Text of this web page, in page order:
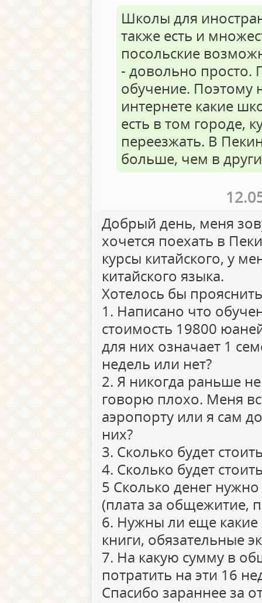
Школы для
также есть и
посольские
- довольно просто.
обучение. Поэтому
интернете какие
есть в том городе,
переезжать. В
больше, чем в
Добрый день, меня
хочется поехать в
курсы китайского, у
китайского языка.
Хотелось бы
1. Написано что
стоимость 19800
для них означает 1
недель или нет?
2. Я никогда раньше
говорю плохо. Меня
аэропорту или я сам
них?
3. Сколько будет
4. Сколько будет
5 Сколько денег
(плата за общежитие,
6. Нужны ли еще какие
книги, обязательные
7. На какую сумму в
потратить на эти 16
Спасибо зараннее за